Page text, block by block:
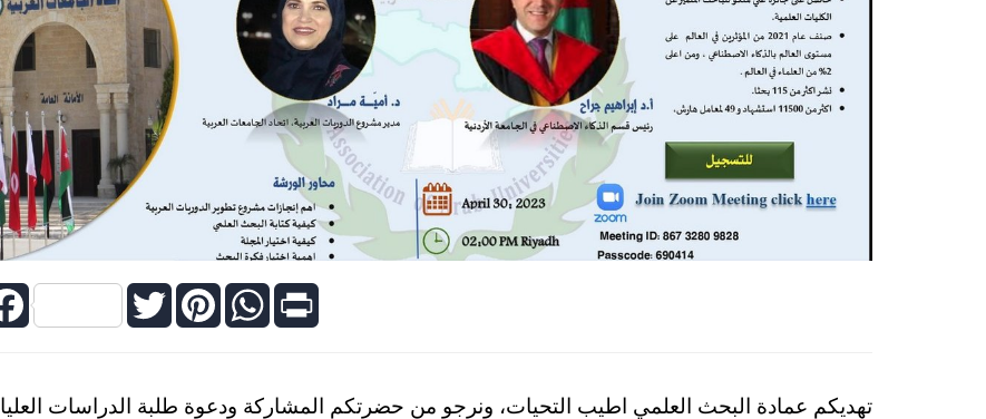
Facebook TwitterPinterestWhatsApp Print
تهديكم عمادة البحث العلمي اطيب التحيات، ونرجو من حضرتكم المشاركة ودعوة طلبة الدراسات العليا